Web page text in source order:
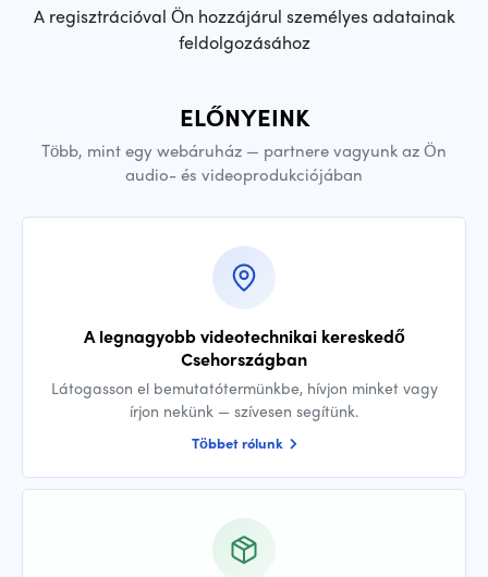
A regisztrációval Ön hozzájárul személyes adatainak
feldolgozásához
ELŐNYEINK
Több, mint egy webáruház — partnere vagyunk az Ön
audio- és videoprodukciójában
A legnagyobb videotechnikai kereskedő
Csehországban
Látogasson el bemutatótermünkbe, hívjon minket vagy
írjon nekünk — szívesen segítünk.
Többet rólunk